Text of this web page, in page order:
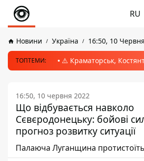
RU
Новини Україна 16:50, 10
ТОПТЕМИ: ⚠️ Краматорськ,
16:50, 10 червня 2022
Що відбувається навколо
Сєвєродонецьку: бойові
прогноз розвитку ситуації
Палаюча Луганщина